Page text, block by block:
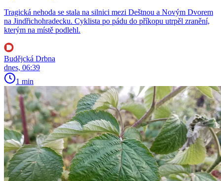
Tragická nehoda se stala na silnici mezi Deštnou a Novým Dvorem
na Jindřichohradecku. Cyklista po pádu do příkopu utrpěl zranění,
kterým na místě podlehl.
Budějcká Drbna
dnes, 06:39
1 min